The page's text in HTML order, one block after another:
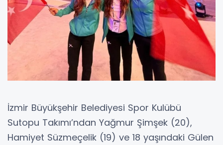
İzmir Büyükşehir Belediyesi Spor Kulübü
Sutopu Takımı’ndan Yağmur Şimşek (20),
Hamiyet Süzmeçelik (19) ve 18 yaşındaki Gülen